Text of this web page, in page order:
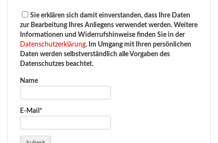
Sie erklären sich damit einverstanden, dass Ihre Daten
zur Bearbeitung Ihres Anliegens verwendet werden. Weitere
Informationen und Widerrufshinweise finden Sie in der
Datenschutzerklärung. Im Umgang mit Ihren persönlichen
Daten werden selbstverständlich alle Vorgaben des
Datenschutzes beachtet.
Name
E-Mail*